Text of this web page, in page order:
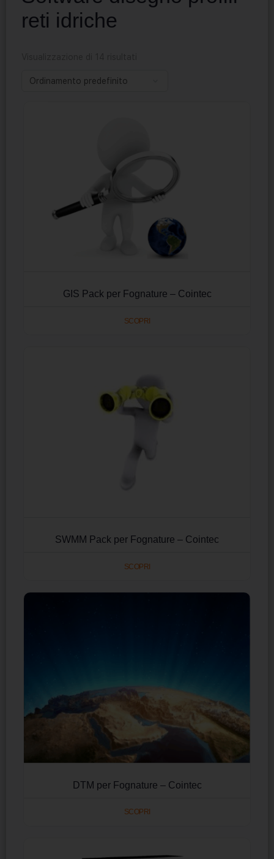
reti idriche
GIS Pack per Fognature – Cointec
SCOPRI
SWMM Pack per Fognature – Cointec
SCOPRI
DTM per Fognature – Cointec
SCOPRI